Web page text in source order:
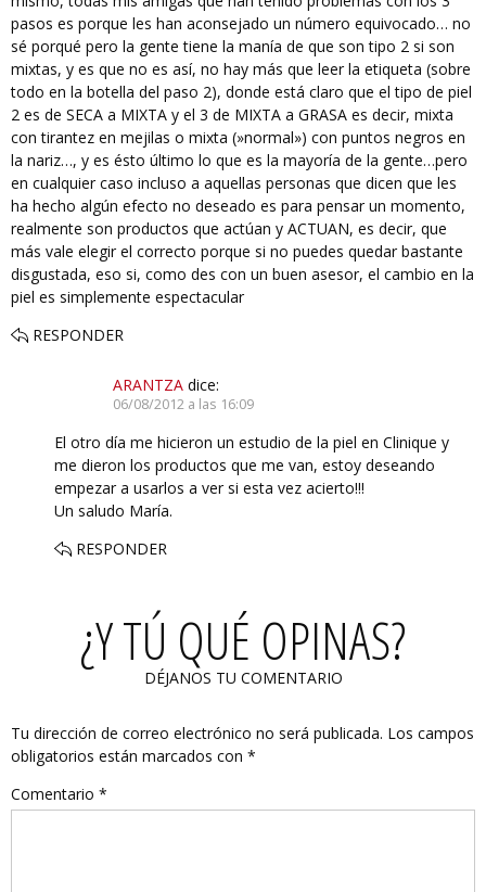
pasos es porque les han aconsejado un número equivocado… no
sé porqué pero la gente tiene la manía de que son tipo 2 si son
mixtas, y es que no es así, no hay más que leer la etiqueta (sobre
todo en la botella del paso 2), donde está claro que el tipo de piel
2 es de SECA a MIXTA y el 3 de MIXTA a GRASA es decir, mixta
con tirantez en mejilas o mixta (»normal») con puntos negros en
la nariz…, y es ésto último lo que es la mayoría de la gente…pero
en cualquier caso incluso a aquellas personas que dicen que les
ha hecho algún efecto no deseado es para pensar un momento,
realmente son productos que actúan y ACTUAN, es decir, que
más vale elegir el correcto porque si no puedes quedar bastante
disgustada, eso si, como des con un buen asesor, el cambio en la
piel es simplemente espectacular
RESPONDER
ARANTZA dice:
06/08/2012 a las 16:09
El otro día me hicieron un estudio de la piel en Clinique y
me dieron los productos que me van, estoy deseando
empezar a usarlos a ver si esta vez acierto!!!
Un saludo María.
RESPONDER
¿Y TÚ QUÉ OPINAS?
DÉJANOS TU COMENTARIO
Tu dirección de correo electrónico no será publicada. Los campos
obligatorios están marcados con *
Comentario *